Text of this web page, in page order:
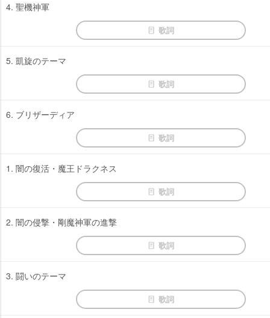
4. 聖機神軍
歌詞
5. 凱旋のテーマ
歌詞
6. ブリザーディア
歌詞
1. 闇の復活・魔王ドラクネス
歌詞
2. 闇の侵撃・剛魔神軍の進撃
歌詞
3. 闘いのテーマ
歌詞